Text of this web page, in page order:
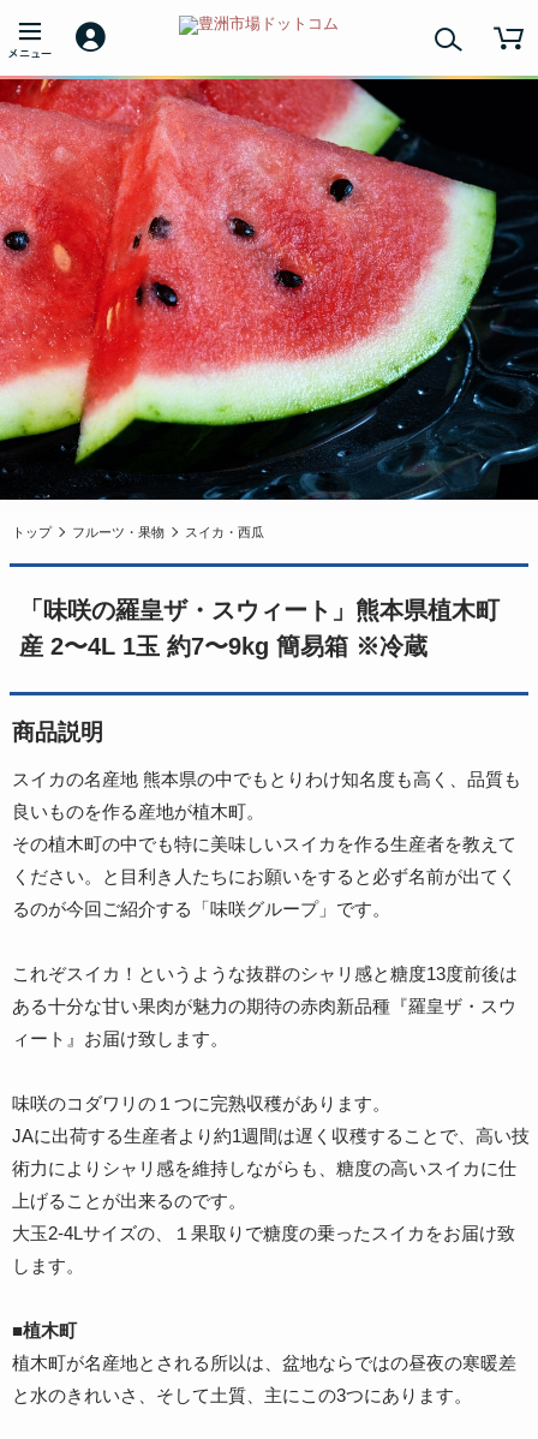
トップ フルーツ・果物 スイカ・西瓜
「味咲の羅皇ザ・スウィート」熊本県植木町
産 2〜4L 1玉 約7〜9kg 簡易箱 ※冷蔵
商品説明
スイカの名産地 熊本県の中でもとりわけ知名度も高く、品質も
良いものを作る産地が植木町。
その植木町の中でも特に美味しいスイカを作る生産者を教えて
ください。と目利き人たちにお願いをすると必ず名前が出てく
るのが今回ご紹介する「味咲グループ」です。
これぞスイカ！というような抜群のシャリ感と糖度13度前後は
ある十分な甘い果肉が魅力の期待の赤肉新品種『羅皇ザ・スウ
ィート』お届け致します。
味咲のコダワリの１つに完熟収穫があります。
JAに出荷する生産者より約1週間は遅く収穫することで、高い技
術力によりシャリ感を維持しながらも、糖度の高いスイカに仕
上げることが出来るのです。
大玉2-4Lサイズの、１果取りで糖度の乗ったスイカをお届け致
します。
■植木町
植木町が名産地とされる所以は、盆地ならではの昼夜の寒暖差
と水のきれいさ、そして土質、主にこの3つにあります。